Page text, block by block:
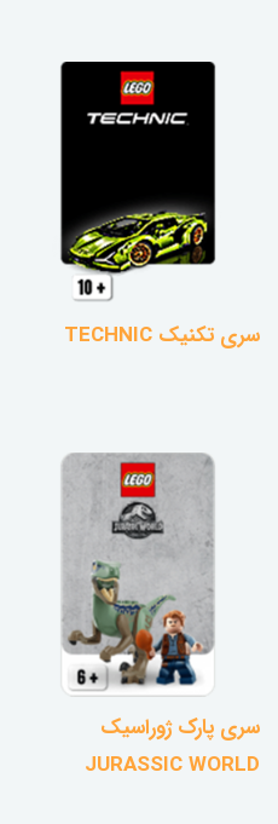
سری تکنیک TECHNIC
سری پارک ژوراسیک
JURASSIC WORLD